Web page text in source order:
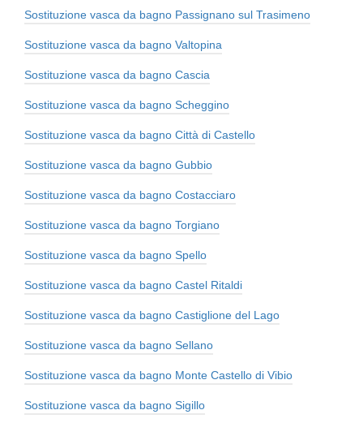
Sostituzione vasca da bagno Passignano sul Trasimeno
Sostituzione vasca da bagno Valtopina
Sostituzione vasca da bagno Cascia
Sostituzione vasca da bagno Scheggino
Sostituzione vasca da bagno Città di Castello
Sostituzione vasca da bagno Gubbio
Sostituzione vasca da bagno Costacciaro
Sostituzione vasca da bagno Torgiano
Sostituzione vasca da bagno Spello
Sostituzione vasca da bagno Castel Ritaldi
Sostituzione vasca da bagno Castiglione del Lago
Sostituzione vasca da bagno Sellano
Sostituzione vasca da bagno Monte Castello di Vibio
Sostituzione vasca da bagno Sigillo